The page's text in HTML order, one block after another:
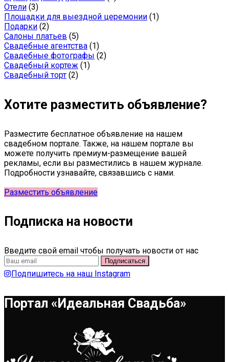
Отели (3)
Площадки для выездной церемонии (1)
Подарки (2)
Салоны платьев (5)
Свадебные агентства (1)
Свадебные фотографы (2)
Свадебный кортеж (1)
Свадебный торт (2)
Хотите разместить объявление?
Разместите бесплатное объявление на нашем
свадебном портале. Также, на нашем портале вы
можете получить премиум-размещение вашей
рекламы, если вы разместились в нашем журнале.
Подробности узнавайте, связавшись с нами.
Разместить объявление
Подписка на новости
Введите свой email чтобы получать новости от нас
Подпишитесь на наш Instagram
Портал «Идеальная Свадьба»